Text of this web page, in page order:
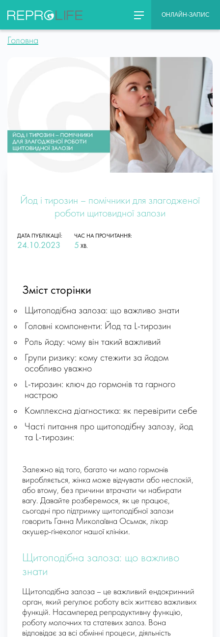
content
ОНЛАЙН-ЗАПИС
Головна
Йод і тирозин – помічники для злагодженої
роботи щитовидної залози
ДАТА ПУБЛІКАЦІЇ:
24.10.2023
ЧАС НА ПРОЧИТАННЯ:
5 ХВ.
Зміст сторінки
Щитоподібна залоза: що важливо знати
Головні компоненти: Йод та L-тирозин
Роль йоду: чому він такий важливий
Групи ризику: кому стежити за йодом
особливо уважно
L-тирозин: ключ до гормонів та гарного
настрою
Комплексна діагностика: як перевірити себе
Часті питання про щитоподібну залозу, йод
та L-тирозин:
Залежно від того, багато чи мало гормонів
виробляється, жінка може відчувати або неспокій,
або втому, без причини втрачати чи набирати
вагу. Давайте розберемося, як це працює,
сьогодні про підтримку щитоподібної залози
говорить Ганна Миколаївна Осьмак, лікар
акушер-гінеколог нашої клініки.
Щитоподібна залоза: що важливо
знати
Щитоподібна залоза – це важливий ендокринний
орган, який регулює роботу всіх життєво важливих
функцій. Насамперед репродуктивну функцію,
роботу молочних та статевих залоз. Вона
відповідає за всі обмінні процеси, діяльність